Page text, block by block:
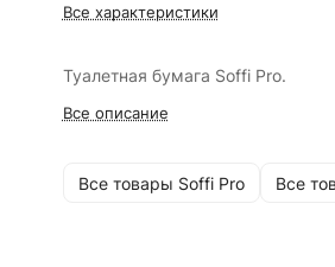
Все характеристики
Туалетная бумага Soffi Pro.
Все описание
Все товары Soffi Pro Все